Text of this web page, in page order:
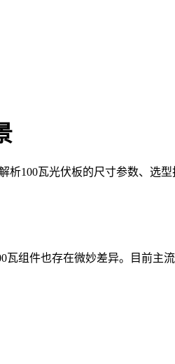
100瓦光伏板的尺寸参数、选
组件也存在微妙差异。目前主